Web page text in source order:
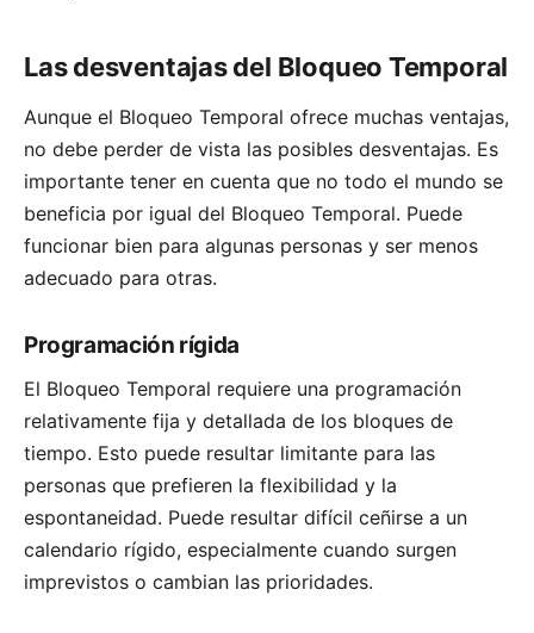
Las desventajas del Bloqueo Temporal
Aunque el Bloqueo Temporal ofrece muchas ventajas,
no debe perder de vista las posibles desventajas. Es
importante tener en cuenta que no todo el mundo se
beneficia por igual del Bloqueo Temporal. Puede
funcionar bien para algunas personas y ser menos
adecuado para otras.
Programación rígida
El Bloqueo Temporal requiere una programación
relativamente fija y detallada de los bloques de
tiempo. Esto puede resultar limitante para las
personas que prefieren la flexibilidad y la
espontaneidad. Puede resultar difícil ceñirse a un
calendario rígido, especialmente cuando surgen
imprevistos o cambian las prioridades.